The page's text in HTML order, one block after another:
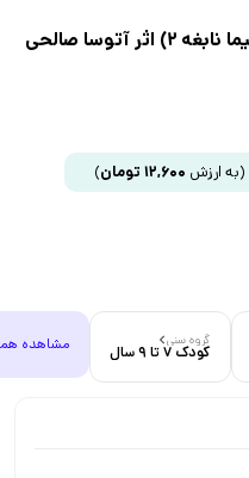
کتاب موزه گردهای ایران باستان (نیما نابغه 2) اثر آتوسا صالحی
(به ارزش 12,600 تومان)
گروه سنی
کودک 7 تا 9 سال مشاهده